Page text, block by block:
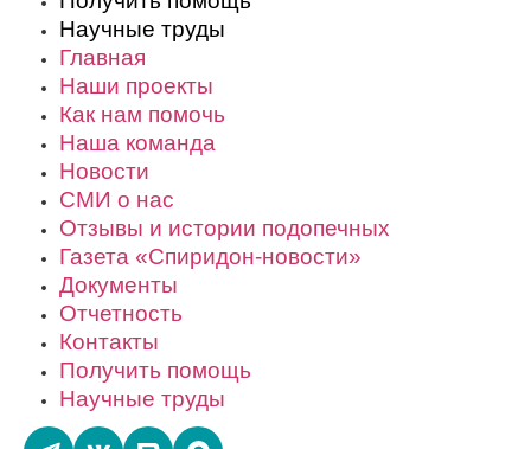
Научные труды
Главная
Наши проекты
Как нам помочь
Наша команда
Новости
СМИ о нас
Отзывы и истории подопечных
Газета «Спиридон-новости»
Документы
Отчетность
Контакты
Получить помощь
Научные труды